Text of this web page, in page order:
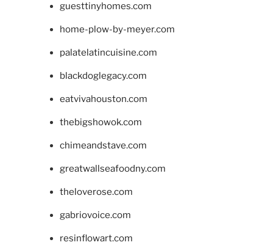
guesttinyhomes.com
home-plow-by-meyer.com
palatelatincuisine.com
blackdoglegacy.com
eatvivahouston.com
thebigshowok.com
chimeandstave.com
greatwallseafoodny.com
theloverose.com
gabriovoice.com
resinflowart.com